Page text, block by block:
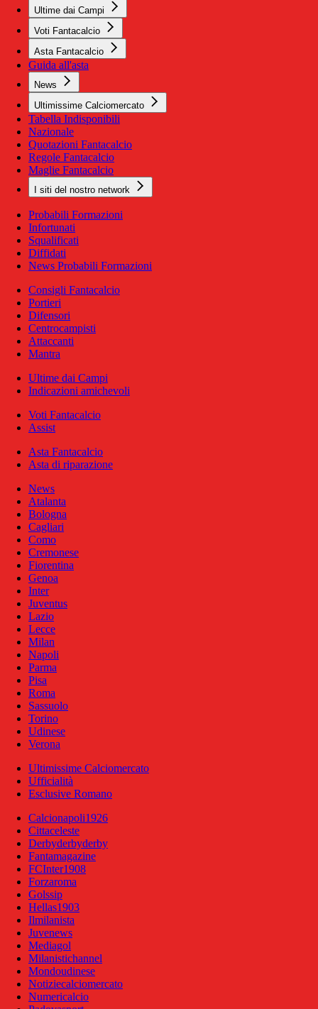
Ultime dai Campi
Voti Fantacalcio
Asta Fantacalcio
Guida all'asta
News
Ultimissime Calciomercato
Tabella Indisponibili
Nazionale
Quotazioni Fantacalcio
Regole Fantacalcio
Maglie Fantacalcio
I siti del nostro network
Probabili Formazioni
Infortunati
Squalificati
Diffidati
News Probabili Formazioni
Consigli Fantacalcio
Portieri
Difensori
Centrocampisti
Attaccanti
Mantra
Ultime dai Campi
Indicazioni amichevoli
Voti Fantacalcio
Assist
Asta Fantacalcio
Asta di riparazione
News
Atalanta
Bologna
Cagliari
Como
Cremonese
Fiorentina
Genoa
Inter
Juventus
Lazio
Lecce
Milan
Napoli
Parma
Pisa
Roma
Sassuolo
Torino
Udinese
Verona
Ultimissime Calciomercato
Ufficialità
Esclusive Romano
Calcionapoli1926
Cittaceleste
Derbyderbyderby
Fantamagazine
FCInter1908
Forzaroma
Golssip
Hellas1903
Ilmilanista
Juvenews
Mediagol
Milanistichannel
Mondoudinese
Notiziecalciomercato
Numericalcio